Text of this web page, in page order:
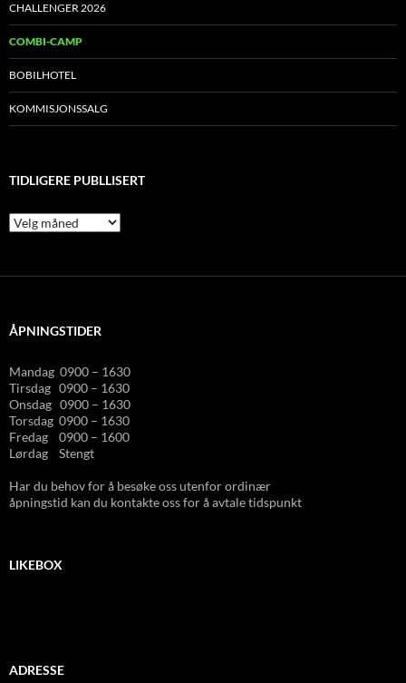
CHALLENGER 2026
COMBI-CAMP
BOBILHOTEL
KOMMISJONSSALG
TIDLIGERE PUBLLISERT
Tidligere
publlisert
ÅPNINGSTIDER
Mandag 0900 – 1630
Tirsdag 0900 – 1630
Onsdag 0900 – 1630
Torsdag 0900 – 1630
Fredag 0900 – 1600
Lørdag Stengt
Har du behov for å besøke oss utenfor ordinær
åpningstid kan du kontakte oss for å avtale tidspunkt
LIKEBOX
ADRESSE